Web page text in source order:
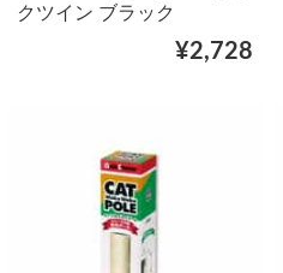
クツイン ブラック
¥2,728